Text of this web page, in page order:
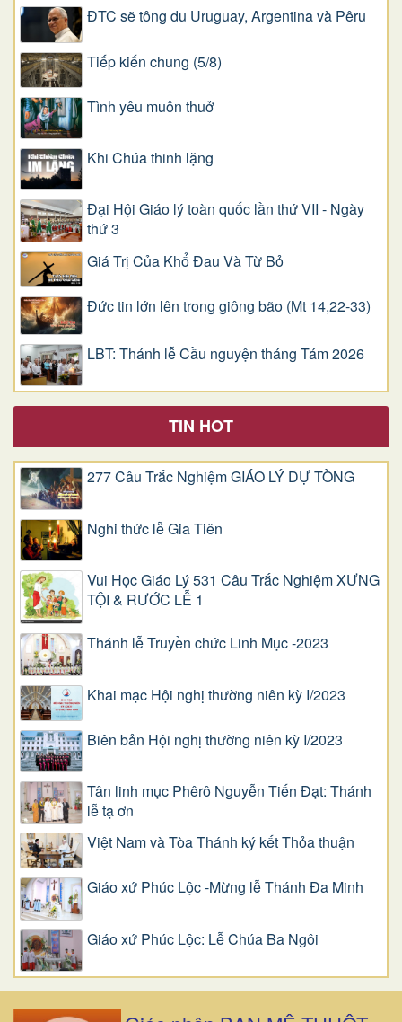
ĐTC sẽ tông du Uruguay, Argentina và Pêru
Tiếp kiến chung (5/8)
Tình yêu muôn thuở
Khi Chúa thinh lặng
Đại Hội Giáo lý toàn quốc lần thứ VII - Ngày
thứ 3
Giá Trị Của Khổ Ðau Và Từ Bỏ
Đức tin lớn lên trong giông bão (Mt 14,22-33)
LBT: Thánh lễ Cầu nguyện tháng Tám 2026
TIN HOT
277 Câu Trắc Nghiệm GIÁO LÝ DỰ TÒNG
Nghi thức lễ Gia Tiên
Vui Học Giáo Lý 531 Câu Trắc Nghiệm XƯNG
TỘI & RƯỚC LỄ 1
Thánh lễ Truyền chức Linh Mục -2023
Khai mạc Hội nghị thường niên kỳ I/2023
Biên bản Hội nghị thường niên kỳ I/2023
Tân linh mục Phêrô Nguyễn Tiến Đạt: Thánh
lễ tạ ơn
Việt Nam và Tòa Thánh ký kết Thỏa thuận
Giáo xứ Phúc Lộc -Mừng lễ Thánh Đa Minh
Giáo xứ Phúc Lộc: Lễ Chúa Ba Ngôi